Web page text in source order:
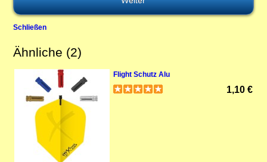
Schließen
Ähnliche (2)
Flight Schutz Alu
1,10 €